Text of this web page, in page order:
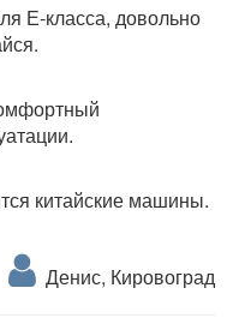
Е-класса, довольно
китайские машины.
Денис, Кировоград